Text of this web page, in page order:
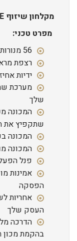
מקלחון שיזוף
מפרט טכני:
56 מנורות בעוצמה של 200 וואט לנורה
רצפת
ידיות
מערכת
שלך
המכונה
שתקפיץ את
המכונה
המכונה
פנל
אמינות
הפסקה
אחריות
העסק שלך
הדרכה
בהקמת מכון